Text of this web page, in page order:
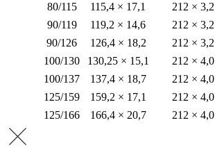
80/115
115,4 × 17,1 212 × 3,2
90/119
119,2 × 14,6 212 × 3,2
90/126
126,4 × 18,2 212 × 3,2
100/130
130,25 × 15,1 212 × 4,0
100/137
137,4 × 18,7 212 × 4,0
125/159
159,2 × 17,1 212 × 4,0
125/166
166,4 × 20,7 212 × 4,0